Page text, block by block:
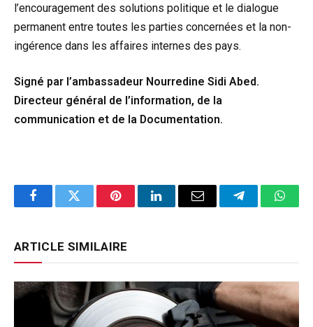
l’encouragement des solutions politique et le dialogue
permanent entre toutes les parties concernées et la non-
ingérence dans les affaires internes des pays.
Signé par l’ambassadeur Nourredine Sidi Abed.
Directeur général de l’information, de la
communication et de la Documentation.
FacebookTwitter PinterestLinkedInEmail Telegram
ARTICLE SIMILAIRE